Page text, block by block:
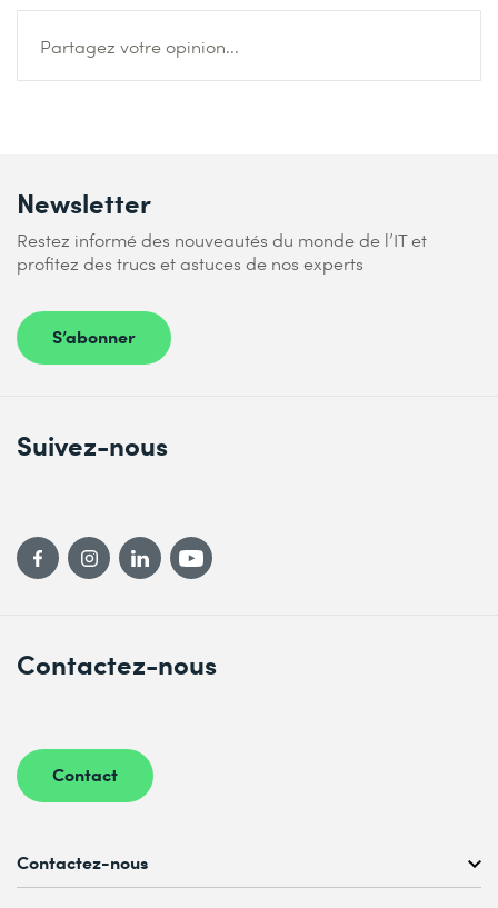
Partagez votre opinion...
Newsletter
Restez informé des nouveautés du monde de l’IT et
profitez des trucs et astuces de nos experts
S’abonner
Contactez-nous
Contact
Suivez-nous
Contactez-nous